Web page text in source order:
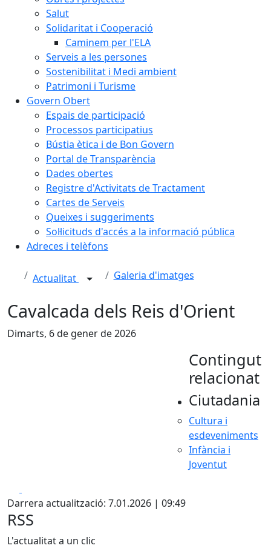
Salut
Solidaritat i Cooperació
Caminem per l'ELA
Serveis a les persones
Sostenibilitat i Medi ambient
Patrimoni i Turisme
Govern Obert
Espais de participació
Processos participatius
Bústia ètica i de Bon Govern
Portal de Transparència
Dades obertes
Registre d'Activitats de Tractament
Cartes de Serveis
Queixes i suggeriments
Sol·licituds d'accés a la informació pública
Adreces i telèfons
Actualitat Galeria d'imatges
Cavalcada dels Reis d'Orient
Dimarts, 6 de gener de 2026
Contingut
relacionat
Ciutadania
Cultura i
esdeveniments
Infància i
Joventut
Darrera actualització: 7.01.2026 | 09:49
RSS
L'actualitat a un clic